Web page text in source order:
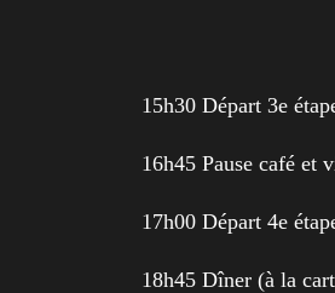
15h30 Départ 3e
16h45 Pause café
17h00 Départ 4e
18h45 Dîner (à la